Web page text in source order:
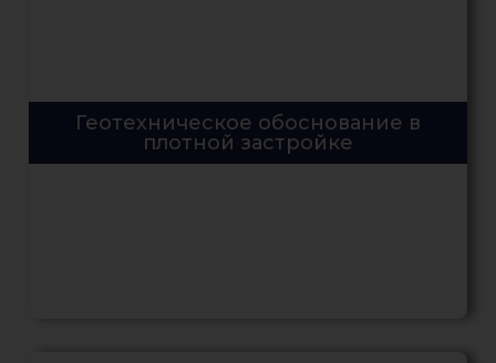
Геотехническое обоснование в
плотной застройке